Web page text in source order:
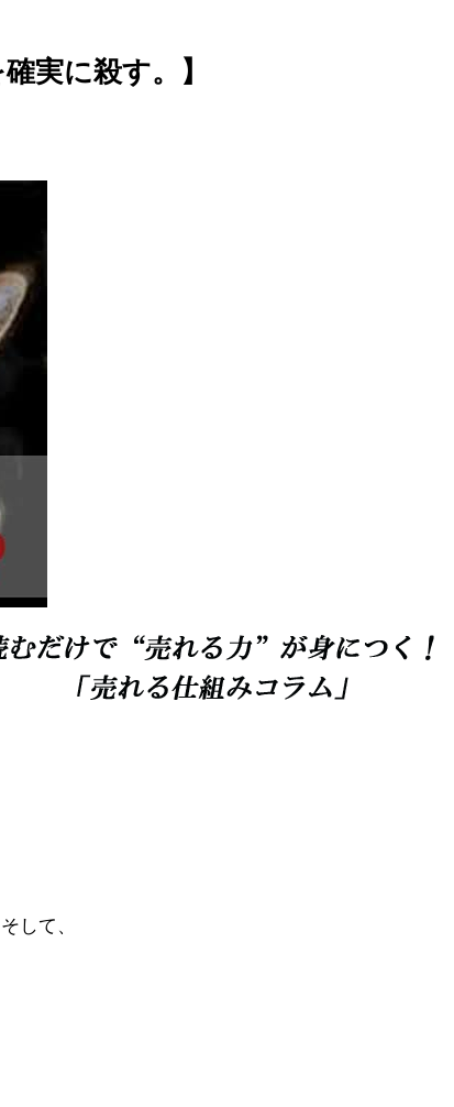
実に殺す。】
して、